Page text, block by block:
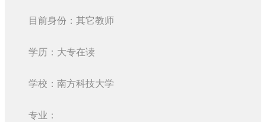
目前身份：其它教师
学历：大专在读
学校：南方科技大学
专业：